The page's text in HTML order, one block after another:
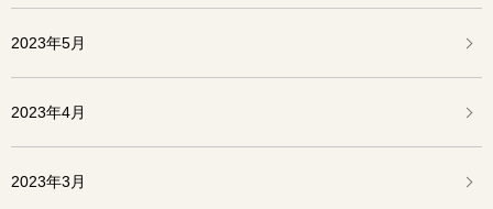
2023年5月
2023年4月
2023年3月